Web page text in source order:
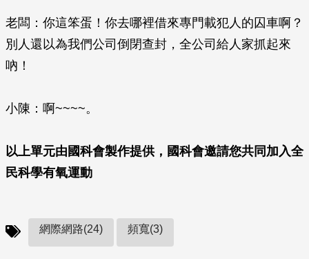
老闆：你這笨蛋！你去哪裡借來專門載犯人的囚車啊？
別人還以為我們公司倒閉查封，全公司給人家抓起來
吶！
小陳：啊~~~~。
以上單元由國科會製作提供，國科會邀請您共同加入全
民科學有氧運動
網際網路(24) 頻寬(3)